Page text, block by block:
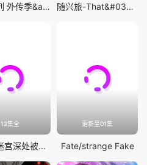
物语系列 外传季&amp;怪物季 随兴旅-That&#039;s Journey-
12集全
差点在迷宫深处被信任的伙伴杀掉，但靠着天赐技能「无限扭蛋」获得等级9999的伙伴，我要向前队友和世界展开复仇&amp;「给他们好看！」
更新至01集
Fate/strange Fake